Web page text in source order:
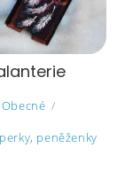
Obecné
, peněženky